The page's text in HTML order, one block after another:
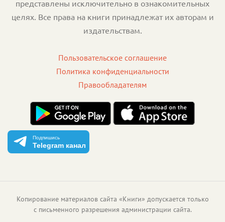
представлены исключительно в ознакомительных
целях. Все права на книги принадлежат их авторам и
издательствам.
Пользовательское соглашение
Политика конфиденциальности
Правообладателям
Подпишись
Telegram канал
Копирование материалов сайта «Книги» допускается только
с письменного разрешения администрации сайта.